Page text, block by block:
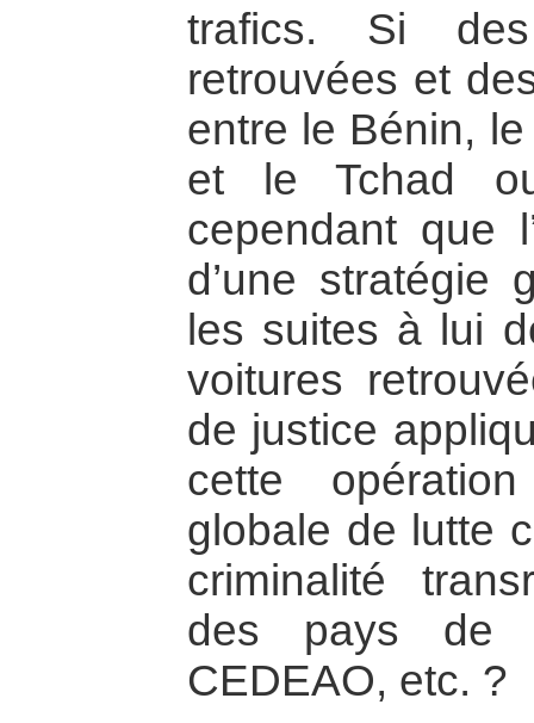
trafics. Si
retrouvées et
entre le Bénin,
et le Tchad
cependant que
d’une stratégie
les suites à lui
voitures
de justice
cette
globale de lutte
criminalité
des pays de
CEDEAO, etc. ?